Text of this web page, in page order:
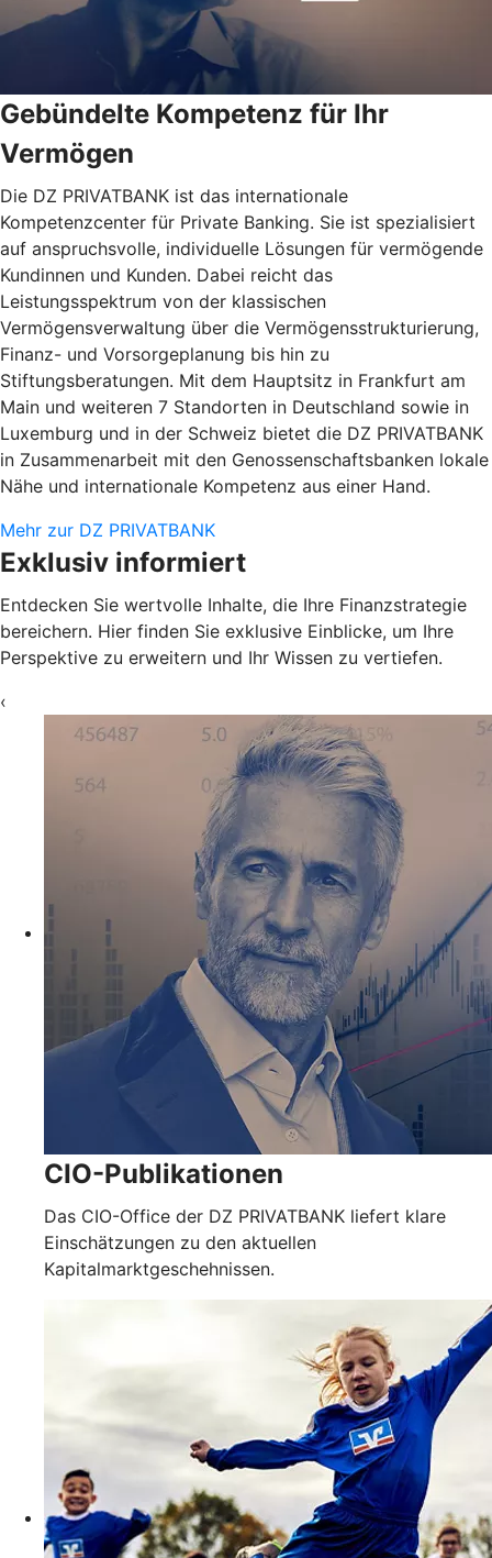
Gebündelte Kompetenz für Ihr
Vermögen
Die DZ PRIVATBANK ist das internationale
Kompetenzcenter für Private Banking. Sie ist spezialisiert
auf anspruchsvolle, individuelle Lösungen für vermögende
Kundinnen und Kunden. Dabei reicht das
Leistungsspektrum von der klassischen
Vermögensverwaltung über die Vermögensstrukturierung,
Finanz- und Vorsorgeplanung bis hin zu
Stiftungsberatungen. Mit dem Hauptsitz in Frankfurt am
Main und weiteren 7 Standorten in Deutschland sowie in
Luxemburg und in der Schweiz bietet die DZ PRIVATBANK
in Zusammenarbeit mit den Genossenschaftsbanken lokale
Nähe und internationale Kompetenz aus einer Hand.
Mehr zur DZ PRIVATBANK
Exklusiv informiert
Entdecken Sie wertvolle Inhalte, die Ihre Finanzstrategie
bereichern. Hier finden Sie exklusive Einblicke, um Ihre
Perspektive zu erweitern und Ihr Wissen zu vertiefen.
‹
CIO-Publikationen
Das CIO-Office der DZ PRIVATBANK liefert klare
Einschätzungen zu den aktuellen
Kapitalmarktgeschehnissen.